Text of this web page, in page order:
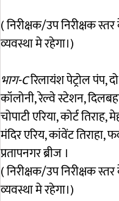
( निरीक्षक/उप निरीक्षक
व्यवस्था मे रहेगा।)
भाग-Cरिलायंश पेट्रोल पंप,
कॉलोनी, रेल्वे स्टेशन,
चोपाटी एरिया, कोर्ट
मंदिर एरिय, कांवेंट तिराहा,
प्रतापनगर ब्रीज ।
( निरीक्षक/उप निरीक्षक
व्यवस्था मे रहेगा।)